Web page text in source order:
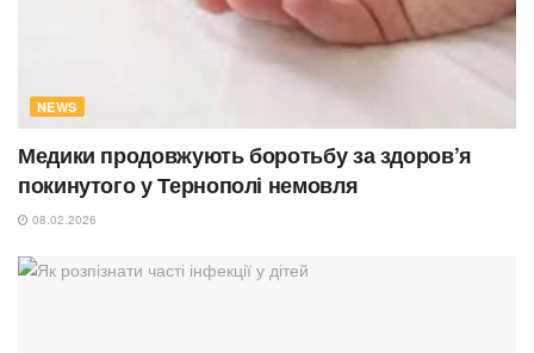
NEWS
Медики продовжують боротьбу за здоров’я
покинутого у Тернополі немовля
08.02.2026